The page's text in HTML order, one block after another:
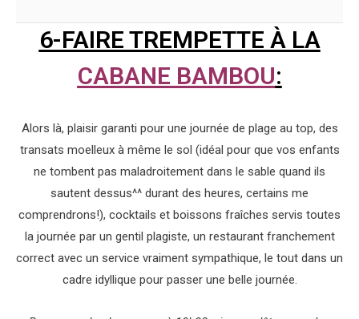
6-FAIRE TREMPETTE À LA
CABANE BAMBOU:
Alors là, plaisir garanti pour une journée de plage au top, des
transats moelleux à même le sol (idéal pour que vos enfants
ne tombent pas maladroitement dans le sable quand ils
sautent dessus^^ durant des heures, certains me
comprendrons!), cocktails et boissons fraîches servis toutes
la journée par un gentil plagiste, un restaurant franchement
correct avec un service vraiment sympathique, le tout dans un
cadre idyllique pour passer une belle journée.